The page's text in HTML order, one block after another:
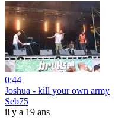
0:44
Joshua - kill your own army
Seb75
il y a 19 ans